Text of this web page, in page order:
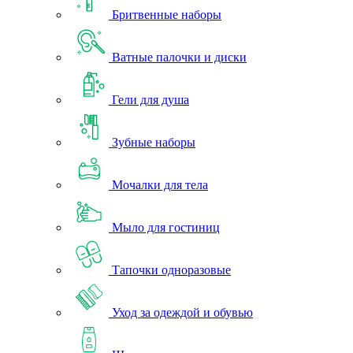
Бритвенные наборы
Ватные палочки и диски
Гели для душа
Зубные наборы
Мочалки для тела
Мыло для гостиниц
Тапочки одноразовые
Уход за одеждой и обувью